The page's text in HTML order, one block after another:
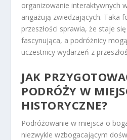
organizowanie interaktywnych
angażują zwiedzających. Taka
przeszłości sprawia, że staje
fascynująca, a podróżnicy
uczestnicy wydarzeń z
JAK
PODRÓŻY W
HISTORYCZNE?
Podróżowanie w miejsca o
niezwykle wzbogacającym